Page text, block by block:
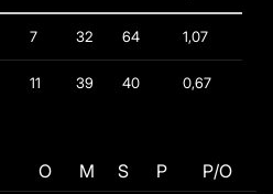
7 32 64 1,07
11 39 40 0,67
O M S P P/O